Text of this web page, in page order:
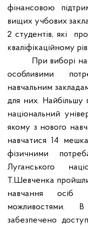
фінансовою
вищих учбових
2 студентів, які
кваліфікаційному
При виборі
особливими
навчальним
для них. Найбільшу
національний
якому з нового
навчатися 14
фізичними
Луганського
Т.Шевченка пройшли
навчання осіб
можливостями. В
забезпечено